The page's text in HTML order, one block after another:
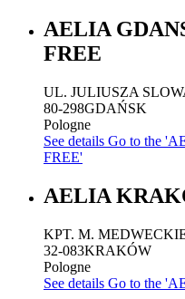
AELIA
FREE
UL. JULIUSZA
80-298GDAŃSK
Pologne
See details Go to the
FREE'
AELIA
KPT. M.
32-083KRAKÓW
Pologne
See details Go to the